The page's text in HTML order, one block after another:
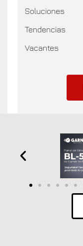
Soluciones
Tendencias
Vacantes